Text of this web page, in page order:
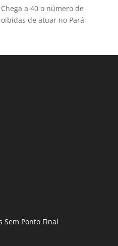
Chega a 40 o número de
de atuar no Pará
Sem Ponto Final